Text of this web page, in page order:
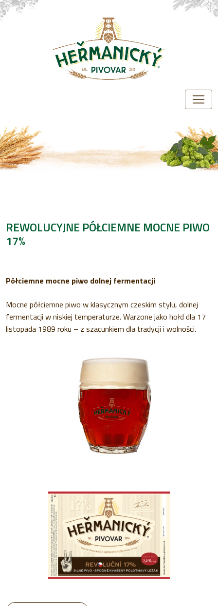
REWOLUCYJNE PÓŁCIEMNE MOCNE PIWO
17%
Półciemne mocne piwo dolnej fermentacji
Mocne półciemne piwo w klasycznym czeskim stylu, dolnej
fermentacji w niskiej temperaturze. Warzone jako hołd dla 17
listopada 1989 roku – z szacunkiem dla tradycji i wolności.